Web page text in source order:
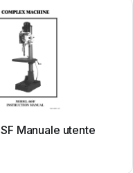
Manuale utente